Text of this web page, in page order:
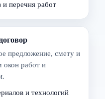
перечня работ
предложение, смету и
окон работ и
и технологий